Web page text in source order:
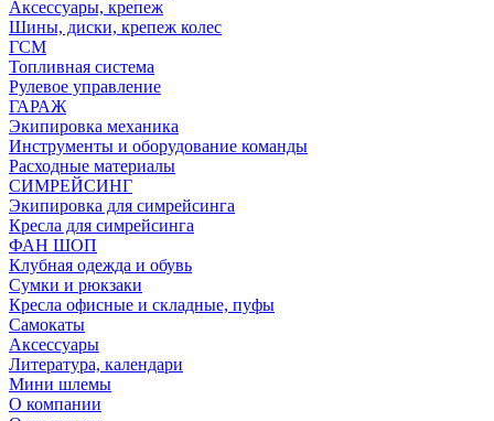
Аксессуары, крепеж
Шины, диски, крепеж колес
ГСМ
Топливная система
Рулевое управление
ГАРАЖ
Экипировка механика
Инструменты и оборудование команды
Расходные материалы
СИМРЕЙСИНГ
Экипировка для симрейсинга
Кресла для симрейсинга
ФАН ШОП
Клубная одежда и обувь
Сумки и рюкзаки
Кресла офисные и складные, пуфы
Самокаты
Аксессуары
Литература, календари
Мини шлемы
О компании